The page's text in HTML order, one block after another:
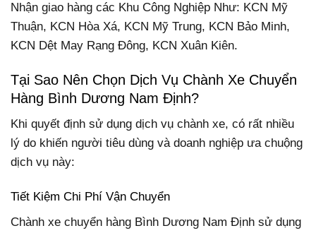
Nhận giao hàng các Khu Công Nghiệp Như: KCN Mỹ
Thuận, KCN Hòa Xá, KCN Mỹ Trung, KCN Bảo Minh,
KCN Dệt May Rạng Đông, KCN Xuân Kiên.
Tại Sao Nên Chọn Dịch Vụ Chành Xe Chuyển
Hàng Bình Dương Nam Định?
Khi quyết định sử dụng dịch vụ chành xe, có rất nhiều
lý do khiến người tiêu dùng và doanh nghiệp ưa chuộng
dịch vụ này:
Tiết Kiệm Chi Phí Vận Chuyển
Chành xe chuyển hàng Bình Dương Nam Định sử dụng